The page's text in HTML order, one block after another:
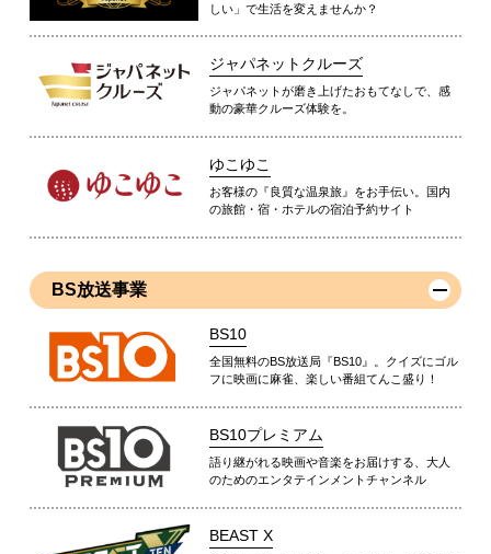
しい」で生活を変えませんか？
ジャパネットクルーズ
ジャパネットが磨き上げたおもてなしで、感
動の豪華クルーズ体験を。
ゆこゆこ
お客様の『良質な温泉旅』をお手伝い。国内
の旅館・宿・ホテルの宿泊予約サイト
BS放送事業
BS10
全国無料のBS放送局『BS10』。クイズにゴル
フに映画に麻雀、楽しい番組てんこ盛り！
BS10プレミアム
語り継がれる映画や音楽をお届けする、大人
のためのエンタテインメントチャンネル
BEAST X